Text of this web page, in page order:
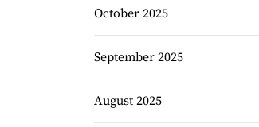
October 2025
September 2025
August 2025